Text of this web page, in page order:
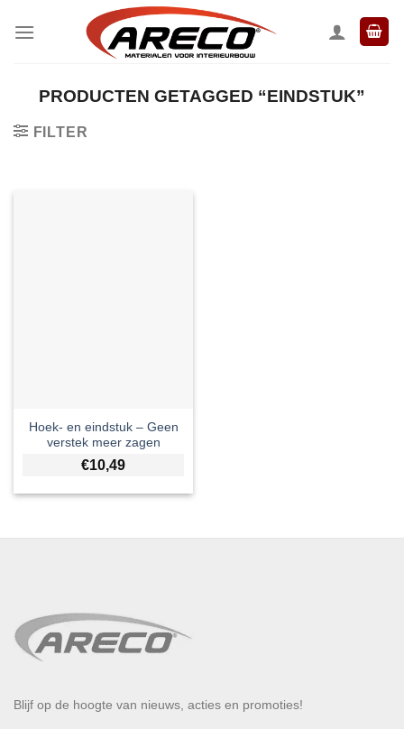
naar
PRODUCTEN GETAGGED “EINDSTUK”
FILTER
Hoek- en eindstuk – Geen
verstek meer zagen
€10,49
Blijf op de hoogte van nieuws, acties en promoties!